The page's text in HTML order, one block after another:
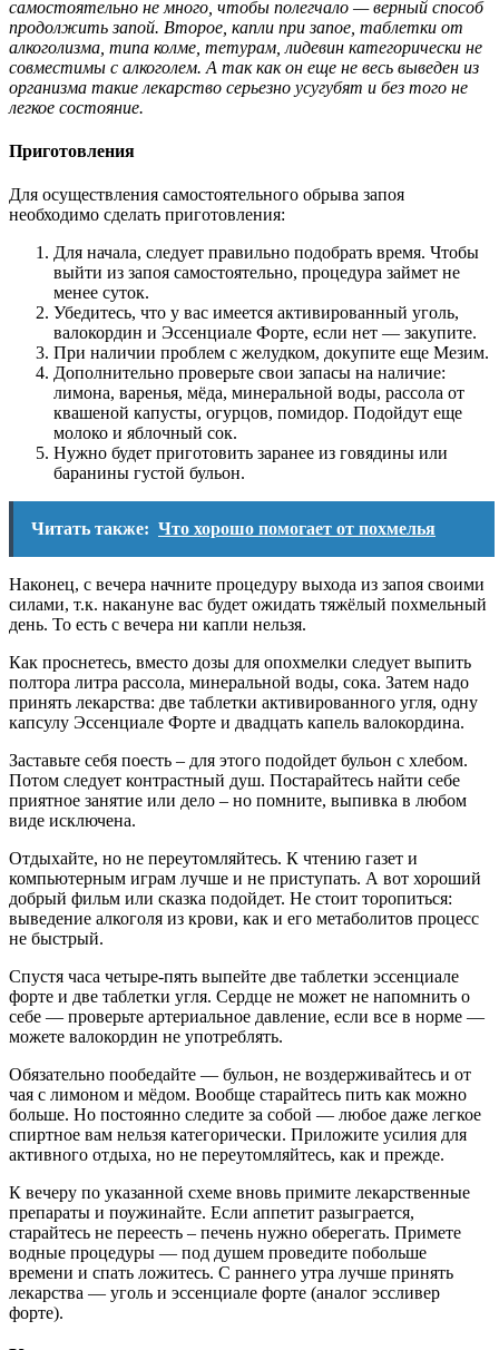
самостоятельно не много, чтобы полегчало — верный способ
продолжить запой. Второе, капли при запое, таблетки от
алкоголизма, типа колме, тетурам, лидевин категорически не
совместимы с алкоголем. А так как он еще не весь выведен из
организма такие лекарство серьезно усугубят и без того не
легкое состояние.
Приготовления
Для осуществления самостоятельного обрыва запоя
необходимо сделать приготовления:
Для начала, следует правильно подобрать время. Чтобы
выйти из запоя самостоятельно, процедура займет не
менее суток.
Убедитесь, что у вас имеется активированный уголь,
валокордин и Эссенциале Форте, если нет — закупите.
При наличии проблем с желудком, докупите еще Мезим.
Дополнительно проверьте свои запасы на наличие:
лимона, варенья, мёда, минеральной воды, рассола от
квашеной капусты, огурцов, помидор. Подойдут еще
молоко и яблочный сок.
Нужно будет приготовить заранее из говядины или
баранины густой бульон.
Читать также: Что хорошо помогает от похмелья
Наконец, с вечера начните процедуру выхода из запоя своими
силами, т.к. накануне вас будет ожидать тяжёлый похмельный
день. То есть с вечера ни капли нельзя.
Как проснетесь, вместо дозы для опохмелки следует выпить
полтора литра рассола, минеральной воды, сока. Затем надо
принять лекарства: две таблетки активированного угля, одну
капсулу Эссенциале Форте и двадцать капель валокордина.
Заставьте себя поесть – для этого подойдет бульон с хлебом.
Потом следует контрастный душ. Постарайтесь найти себе
приятное занятие или дело – но помните, выпивка в любом
виде исключена.
Отдыхайте, но не переутомляйтесь. К чтению газет и
компьютерным играм лучше и не приступать. А вот хороший
добрый фильм или сказка подойдет. Не стоит торопиться:
выведение алкоголя из крови, как и его метаболитов процесс
не быстрый.
Спустя часа четыре-пять выпейте две таблетки эссенциале
форте и две таблетки угля. Сердце не может не напомнить о
себе — проверьте артериальное давление, если все в норме —
можете валокордин не употреблять.
Обязательно пообедайте — бульон, не воздерживайтесь и от
чая с лимоном и мёдом. Вообще старайтесь пить как можно
больше. Но постоянно следите за собой — любое даже легкое
спиртное вам нельзя категорически. Приложите усилия для
активного отдыха, но не переутомляйтесь, как и прежде.
К вечеру по указанной схеме вновь примите лекарственные
препараты и поужинайте. Если аппетит разыграется,
старайтесь не переесть – печень нужно оберегать. Примете
водные процедуры — под душем проведите побольше
времени и спать ложитесь. С раннего утра лучше принять
лекарства — уголь и эссенциале форте (аналог эссливер
форте).